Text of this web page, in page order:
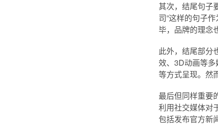
其次，结尾句子
司”这样的句子
毕，品牌的理念
此外，结尾部分
效、3D动画等
等方式呈现。然
最后但同样重要
利用社交媒体对
包括发布官方新